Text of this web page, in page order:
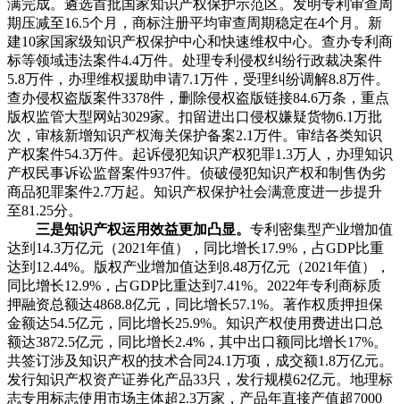
满完成。遴选首批国家知识产权保护示范区。发明专利审查周
期压减至16.5个月，商标注册平均审查周期稳定在4个月。新
建10家国家级知识产权保护中心和快速维权中心。查办专利商
标等领域违法案件4.4万件。处理专利侵权纠纷行政裁决案件
5.8万件，办理维权援助申请7.1万件，受理纠纷调解8.8万件。
查办侵权盗版案件3378件，删除侵权盗版链接84.6万条，重点
版权监管大型网站3029家。扣留进出口侵权嫌疑货物6.1万批
次，审核新增知识产权海关保护备案2.1万件。审结各类知识
产权案件54.3万件。起诉侵犯知识产权犯罪1.3万人，办理知识
产权民事诉讼监督案件937件。侦破侵犯知识产权和制售伪劣
商品犯罪案件2.7万起。知识产权保护社会满意度进一步提升
至81.25分。
三是知识产权运用效益更加凸显。 专利密集型产业增加值
达到14.3万亿元（2021年值），同比增长17.9%，占GDP比重
达到12.44%。版权产业增加值达到8.48万亿元（2021年值），
同比增长12.9%，占GDP比重达到7.41%。2022年专利商标质
押融资总额达4868.8亿元，同比增长57.1%。著作权质押担保
金额达54.5亿元，同比增长25.9%。知识产权使用费进出口总
额达3872.5亿元，同比增长2.4%，其中出口额同比增长17%。
共签订涉及知识产权的技术合同24.1万项，成交额1.8万亿元。
发行知识产权资产证券化产品33只，发行规模62亿元。地理标
志专用标志使用市场主体超2.3万家，产品年直接产值超7000